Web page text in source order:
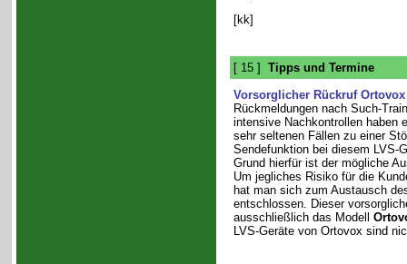
[kk]
[ 15 ] Tipps und Termine
Vorsorglicher Rückruf Ortovox
Rückmeldungen nach Such-
intensive Nachkontrollen haben
sehr seltenen Fällen zu einer
Sendefunktion bei diesem LVS-
Grund hierfür ist der mögliche
Um jegliches Risiko für die
hat man sich zum Austausch
entschlossen. Dieser
ausschließlich das Modell
LVS-Geräte von Ortovox sind